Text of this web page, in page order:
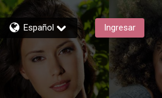
Español Ingresar